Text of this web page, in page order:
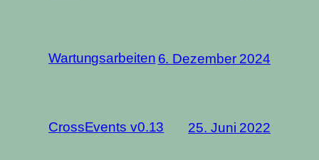
Wartungsarbeiten 6. Dezember 2024
CrossEvents v0.13 25. Juni 2022